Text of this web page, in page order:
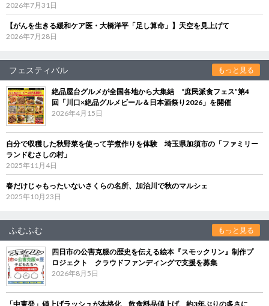
2026年7月31日
【がんを生きる緩和ケア医・大橋洋平「足し算命」】天空を見上げて
2026年7月28日
フェスティバル もっと見る
絶品屋台グルメが全国各地から大集結 “庶民派食フェス”第4
回「川口×絶品グルメビール＆日本酒祭り2026」を開催
2026年4月15日
自分で収穫した秋野菜を使って芋煮作りを体験 埼玉県加須市の「ファミリー
ランドむさしの村」
2025年11月4日
春だけじゃもったいないさくらの名所、加治川で秋のマルシェ
2025年10月23日
ふむふむ もっと見る
四日市の公害克服の歴史を伝える絵本『スモックリン』制作プ
ロジェクト クラウドファンディングで支援を募集
2026年8月5日
「中東発」値上げラッシュが本格化 飲食料品値上げ、約3年ぶりの多さに